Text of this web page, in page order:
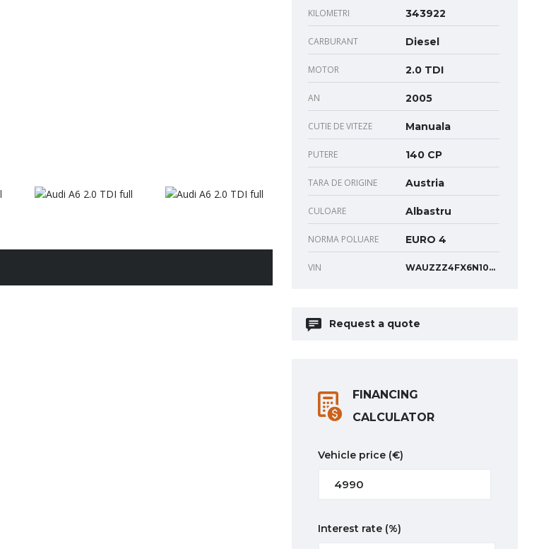
KILOMETRI 343922
CARBURANT Diesel
MOTOR 2.0 TDI
AN 2005
CUTIE DE VITEZE Manuala
PUTERE 140 CP
TARA DE ORIGINE Austria
CULOARE Albastru
NORMA POLUARE EURO 4
VIN WAUZZZ4FX6N100633
Request a quote
FINANCING
CALCULATOR
Vehicle price (€)
Interest rate (%)